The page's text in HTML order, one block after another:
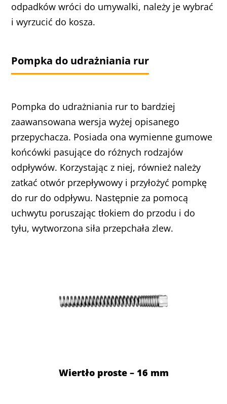
odpadków wróci do umywalki, należy je wybrać
i wyrzucić do kosza.
Pompka do udrażniania rur
Pompka do udrażniania rur to bardziej
zaawansowana wersja wyżej opisanego
przepychacza. Posiada ona wymienne gumowe
końcówki pasujące do różnych rodzajów
odpływów. Korzystając z niej, również należy
zatkać otwór przepływowy i przyłożyć pompkę
do rur do odpływu. Następnie za pomocą
uchwytu poruszając tłokiem do przodu i do
tyłu, wytworzona siła przepchała zlew.
Wiertło proste – 16 mm